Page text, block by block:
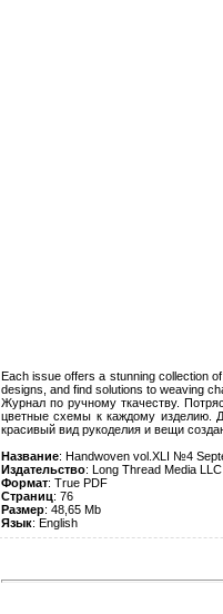
Each issue offers a stunning collection
designs, and find solutions to weaving
Журнал по ручному ткачеству.
цветные схемы к каждому изделию.
красивый вид рукоделия и вещи
Название: Handwoven vol.XLI №4
Издательство: Long Thread Media LLC
Формат: True PDF
Страниц: 76
Размер: 48,65 Mb
Язык: English